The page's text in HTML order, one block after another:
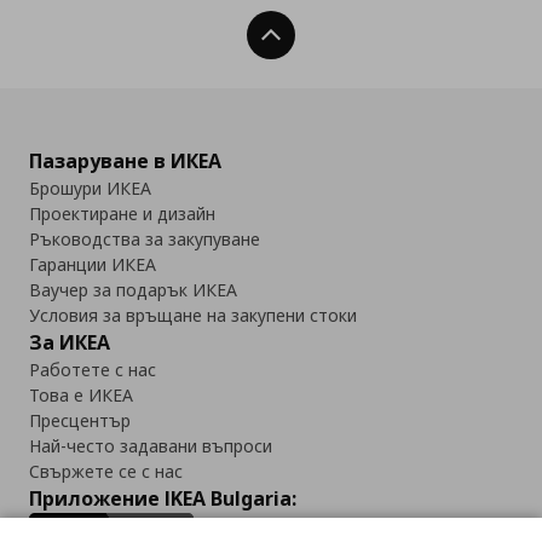
Нагоре
Пазаруване в ИКЕА
Брошури ИКЕА
Проектиране и дизайн
Ръководства за закупуване
Гаранции ИКЕА
Ваучер за подарък ИКЕА
Условия за връщане на закупени стоки
За ИКЕА
Работете с нас
Това е ИКЕА
Пресцентър
Най-често задавани въпроси
Свържете се с нас
Приложение IKEA Bulgaria: